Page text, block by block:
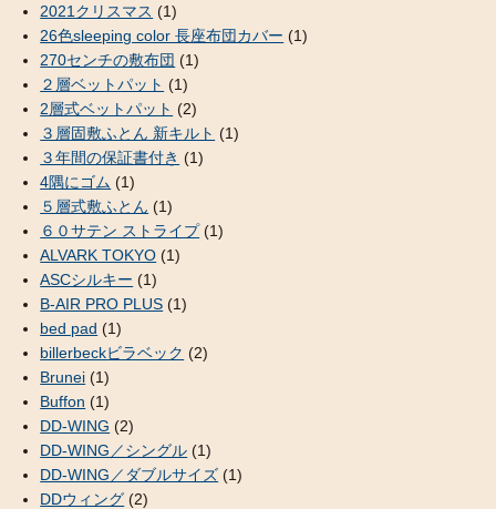
2021クリスマス (1)
26色sleeping color 長座布団カバー (1)
270センチの敷布団 (1)
２層ベットパット (1)
2層式ベットパット (2)
３層固敷ふとん 新キルト (1)
３年間の保証書付き (1)
4隅にゴム (1)
５層式敷ふとん (1)
６０サテン ストライプ(1)
ALVARK TOKYO (1)
ASCシルキー (1)
B-AIR PRO PLUS (1)
bed pad (1)
billerbeckビラベック (2)
Brunei (1)
Buffon (1)
DD-WING (2)
DD-WING／シングル (1)
DD-WING／ダブルサイズ (1)
DDウィング (2)